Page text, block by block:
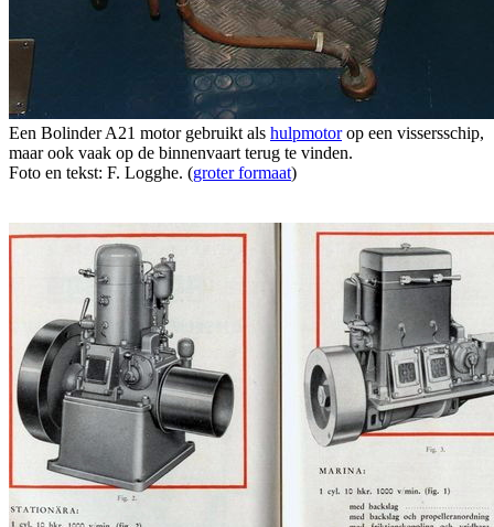
Een Bolinder A21 motor gebruikt als hulpmotorop een vissersschip,
maar ook vaak op de binnenvaart terug te vinden.
Foto en tekst: F. Logghe. (groter formaat)